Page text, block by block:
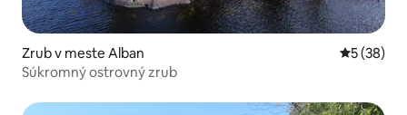
Zrub v meste Alban
5 (38)
Súkromný ostrovný zrub